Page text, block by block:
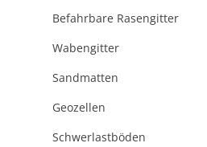
Befahrbare Rasengitter
Wabengitter
Sandmatten
Geozellen
Schwerlastböden